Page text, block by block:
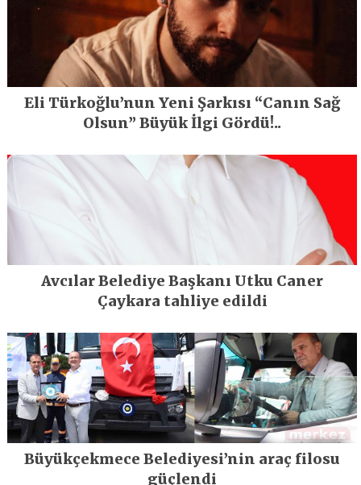
Eli Türkoğlu’nun Yeni Şarkısı “Canın Sağ
Olsun” Büyük İlgi Gördü!..
Avcılar Belediye Başkanı Utku Caner
Çaykara tahliye edildi
Büyükçekmece Belediyesi’nin araç filosu
güçlendi